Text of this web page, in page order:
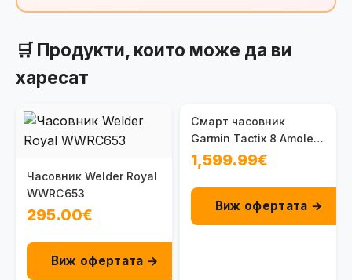
🛒 Продукти, които може да ви
харесат
Часовник Welder Royal
WWRC653
295.00€
Виж офертата →
Смарт часовник
Garmin Tactix 8 Amoled
51 мм Sapphire Applied
Ballistics Ultralight
Tactical Solver/Slate
Grey Cerakote 010-
04553-01
1,599.99€
Виж офертата →